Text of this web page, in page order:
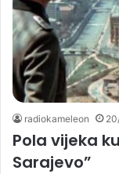
radiokameleon
Pola vijeka
Sarajevo”